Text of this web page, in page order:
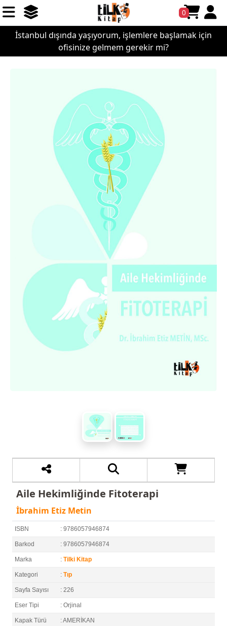
0
İstanbul dışında yaşıyorum, işlemlere başlamak için
ofisinize gelmem gerekir mi?
Aile Hekimliğinde Fitoterapi
İbrahim Etiz Metin
ISBN : 9786057946874
Barkod : 9786057946874
Marka : Tilki Kitap
Kategori : Tıp
Sayfa Sayısı : 226
Eser Tipi : Orjinal
Kapak Türü : AMERİKAN